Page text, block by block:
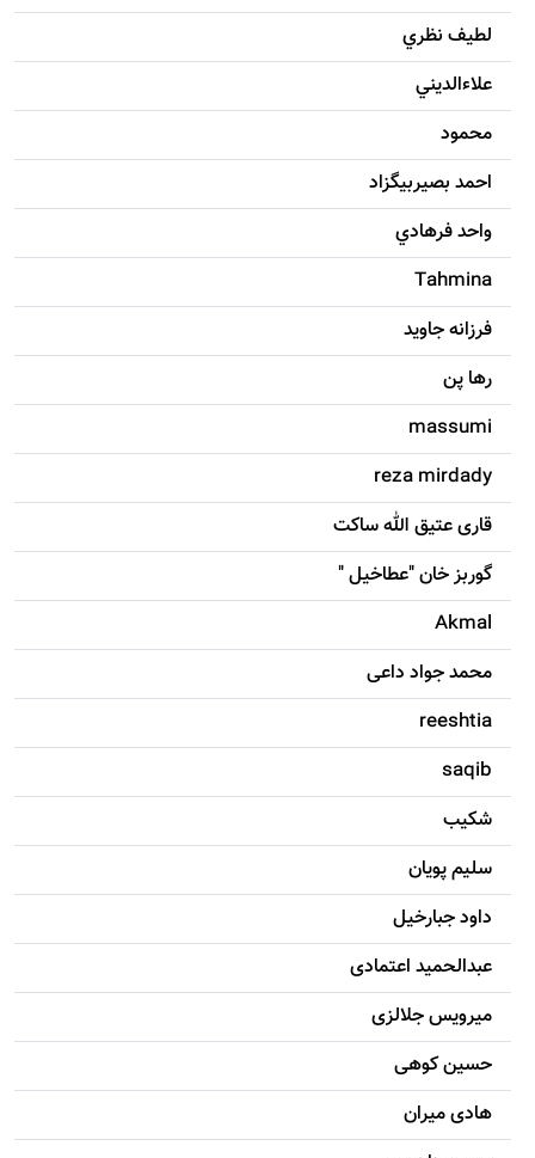
لطيف نظري
علاءالديني
محمود
احمد بصيربيگزاد
واحد فرهادي
Tahmina
فرزانه جاويد
رها پن
massumi
reza mirdady
قاری عتیق الله ساکت
گوربز خان "عطاخیل "
Akmal
محمد جواد داعی
reeshtia
saqib
شکيب
سليم پویان
داود جبارخیل
عبدالحمید اعتمادی
میرویس جلالزی
حسين کوهی
هادی ميران